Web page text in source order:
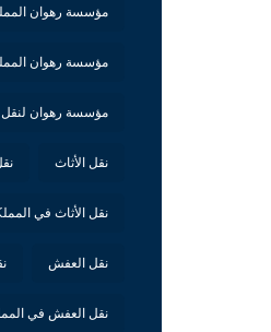
مؤسسة رهوان
مؤسسة رهوان
مؤسسة رهوان
نقل الأثاث
نقل الأثاث في
نقل العفش
نقل العفش في